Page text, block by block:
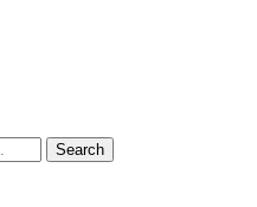
Search